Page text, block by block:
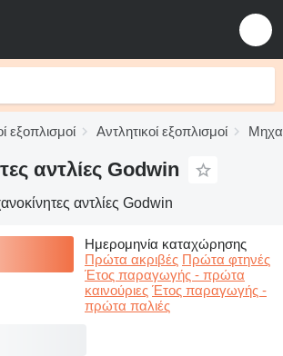
εξοπλισμοί Αντλητικοί εξοπλισμοί
αντλίες Godwin
αντλίες Godwin
Ημερομηνία καταχώρησης
Πρώτα ακριβές Πρώτα φτηνές
Έτος παραγωγής - πρώτα
καινούριες Έτος παραγωγής -
πρώτα παλιές